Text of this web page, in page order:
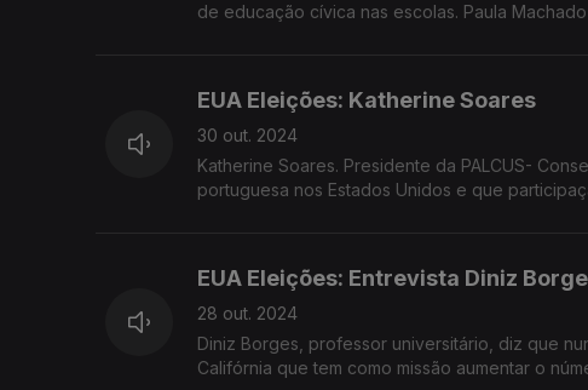
de educação cívica nas escolas. Paula Machado
EUA Eleições: Katherine Soares
30 out. 2024
Katherine Soares. Presidente da PALCUS- Conselho de
EUA Eleições: Entrevista Diniz
28 out. 2024
Diniz Borges, professor universitário, diz que
Califórnia que tem como missão aumentar o